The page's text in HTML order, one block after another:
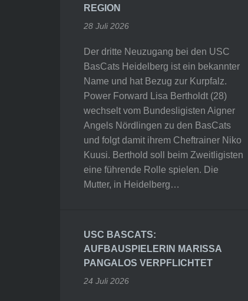
REGION
28 Juli 2026
Der dritte Neuzugang bei den USC
BasCats Heidelberg ist ein bekannter
Name und hat Bezug zur Kurpfalz.
Power Forward Lisa Bertholdt (28)
wechselt vom Bundesligisten Aigner
Angels Nördlingen zu den BasCats
und folgt damit ihrem Cheftrainer Niko
Kuusi. Berthold soll beim Zweitligisten
eine führende Rolle spielen. Die
Mutter, in Heidelberg…
USC BASCATS:
AUFBAUSPIELERIN MARISSA
PANGALOS VERPFLICHTET
24 Juli 2026